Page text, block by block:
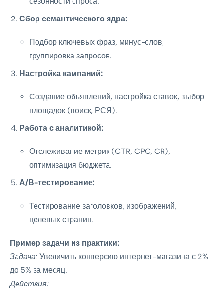
Сбор семантического ядра:
Подбор ключевых фраз, минус-слов,
группировка запросов.
Настройка кампаний:
Создание объявлений, настройка ставок, выбор
площадок (поиск, РСЯ).
Работа с аналитикой:
Отслеживание метрик (CTR, CPC, CR),
оптимизация бюджета.
А/В-тестирование:
Тестирование заголовков, изображений,
целевых страниц.
Пример задачи из практики:
Задача: Увеличить конверсию интернет-магазина с 2%
до 5% за месяц.
Действия: